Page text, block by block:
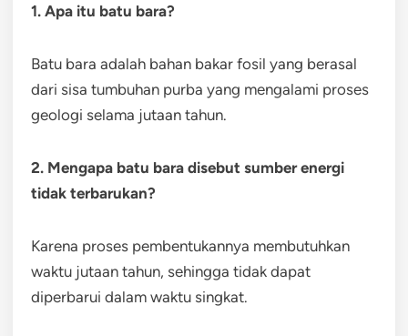
1. Apa itu batu bara?
Batu bara adalah bahan bakar fosil yang berasal
dari sisa tumbuhan purba yang mengalami proses
geologi selama jutaan tahun.
2. Mengapa batu bara disebut sumber energi
tidak terbarukan?
Karena proses pembentukannya membutuhkan
waktu jutaan tahun, sehingga tidak dapat
diperbarui dalam waktu singkat.